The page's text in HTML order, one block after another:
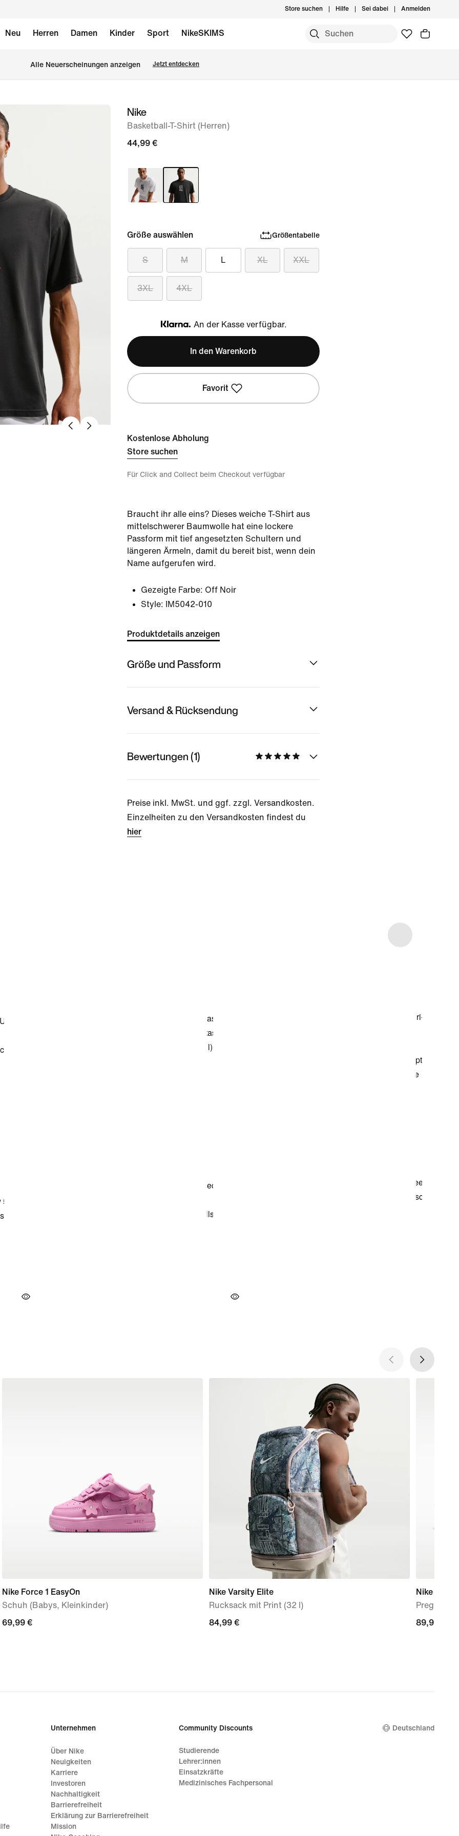
Store suchen Hilfe Sei dabei Anmelden
Neu Herren Damen Kinder Sport NikeSKIMS
Alle Neuerscheinungen anzeigen Jetzt entdecken
Bild 1Nike
Basketball-T-Shirt (Herren)
44,99 €
Größe auswählen Größentabelle
S M L XL XXL
3XL 4XL
Klarna
An der Kasse verfügbar.
In den Warenkorb
Favorit
Kostenlose Abholung
Store suchen
Für Click and Collect beim Checkout verfügbar
Braucht ihr alle eins? Dieses weiche T-Shirt aus
mittelschwerer Baumwolle hat eine lockere
Passform mit tief angesetzten Schultern und
längeren Ärmeln, damit du bereit bist, wenn dein
Name aufgerufen wird.
Gezeigte Farbe: Off Noir
Style:
IM5042-010
Produktdetails anzeigen
Größe und Passform
Versand & Rücksendung
Bewertungen (1)
Preise inkl. MwSt. und ggf. zzgl. Versandkosten.
Einzelheiten zu den Versandkosten findest du
hier
Nike Force 1 EasyOn
Schuh (Babys, Kleinkinder)
69,99 €
69,99 €
Nike Varsity Elite
Rucksack mit Print (32 l)
84,99 €
84,99 €
Nike Mind
Pregame
89,99 €
89,99 €
Unternehmen
Über Nike
Neuigkeiten
Karriere
Investoren
Nachhaltigkeit
Barrierefreiheit
Erklärung zur Barrierefreiheit
Mission
Community Discounts
Studierende
Lehrer:innen
Einsatzkräfte
Medizinisches Fachpersonal
Deutschland